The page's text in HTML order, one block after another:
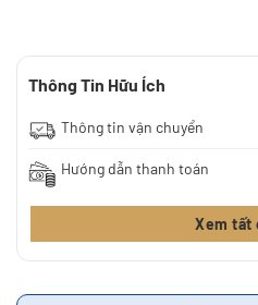
Thông Tin Hữu Ích
Thông tin vận chuyển
Hướng dẫn thanh toán
Xem tất